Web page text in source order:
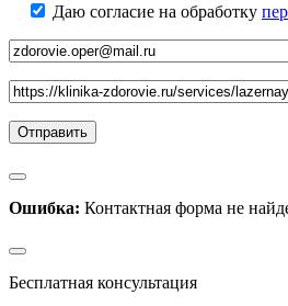
Даю согласие на обработку
Ошибка: Контактная форма не
Бесплатная консультация